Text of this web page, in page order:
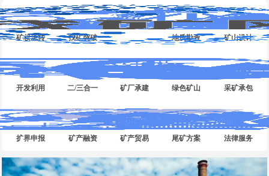
矿权流转 找矿突破 地质勘查 矿山设计
开发利用 二/三合一 矿厂承建 绿色矿山 采矿承包
扩界申报 矿产融资 矿产贸易 尾矿方案 法律服务